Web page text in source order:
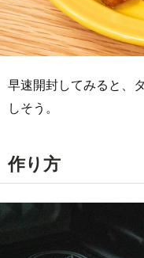
早速開封してみると、
しそう。
作り方